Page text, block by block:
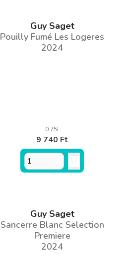
Guy Saget
Pouilly Fumé Les Logeres
2024
0.75l
9 740 Ft
Guy Saget
Sancerre Blanc Selection
Premiere
2024